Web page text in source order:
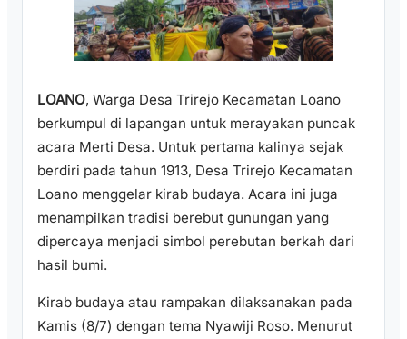
LOANO, Warga Desa Trirejo Kecamatan Loano
berkumpul di lapangan untuk merayakan puncak
acara Merti Desa. Untuk pertama kalinya sejak
berdiri pada tahun 1913, Desa Trirejo Kecamatan
Loano menggelar kirab budaya. Acara ini juga
menampilkan tradisi berebut gunungan yang
dipercaya menjadi simbol perebutan berkah dari
hasil bumi.
Kirab budaya atau rampakan dilaksanakan pada
Kamis (8/7) dengan tema Nyawiji Roso. Menurut